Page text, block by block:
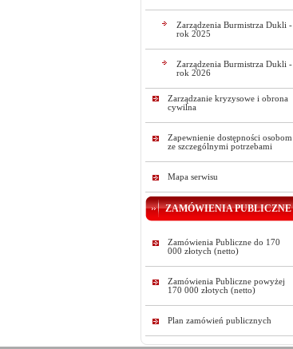
Zarządzenia Burmistrza Dukli -
rok 2025
Zarządzenia Burmistrza Dukli -
rok 2026
Zarządzanie kryzysowe i obrona
cywilna
Zapewnienie dostępności osobom
ze szczególnymi potrzebami
Mapa serwisu
ZAMÓWIENIA PUBLICZNE
Zamówienia Publiczne do 170
000 złotych (netto)
Zamówienia Publiczne powyżej
170 000 złotych (netto)
Plan zamówień publicznych